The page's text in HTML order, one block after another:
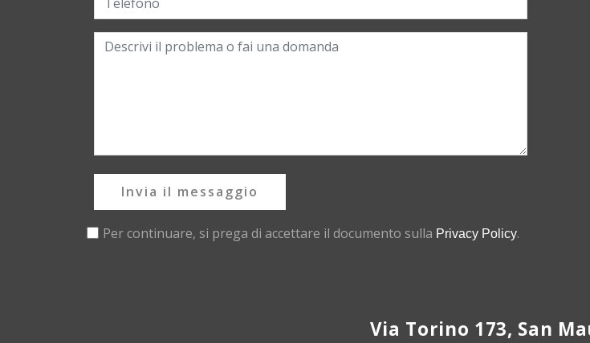
Invia il messaggio
Per continuare, si prega di accettare il documento sulla Privacy Policy.
Via Torino 173, San